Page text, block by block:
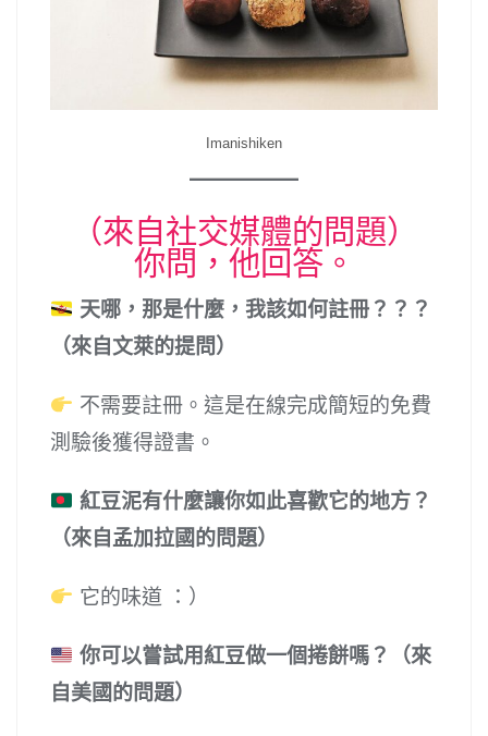
Imanishiken
（來自社交媒體的問題）
你問，他回答。
天哪，那是什麼，我該如何註冊？？？
（來自文萊的提問）
不需要註冊。這是在線完成簡短的免費
測驗後獲得證書。
紅豆泥有什麼讓你如此喜歡它的地方？
（來自孟加拉國的問題）
它的味道 ：）
你可以嘗試用紅豆做一個捲餅嗎？（來
自美國的問題）